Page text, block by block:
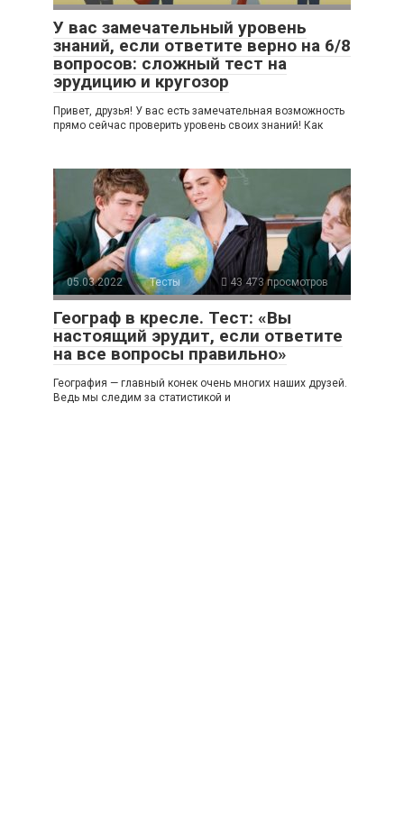
У вас замечательный уровень
знаний, если ответите верно на 6/8
вопросов: сложный тест на
эрудицию и кругозор
Привет, друзья! У вас есть замечательная возможность
прямо сейчас проверить уровень своих знаний! Как
05.03.2022 Тесты 43 473 просмотров
Географ в кресле. Тест: «Вы
настоящий эрудит, если ответите
на все вопросы правильно»
География — главный конек очень многих наших друзей.
Ведь мы следим за статистикой и